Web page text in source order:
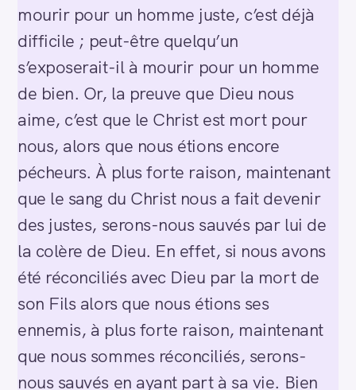
mourir pour un homme juste, c’est déjà
difficile ; peut-être quelqu’un
s’exposerait-il à mourir pour un homme
de bien. Or, la preuve que Dieu nous
aime, c’est que le Christ est mort pour
nous, alors que nous étions encore
pécheurs. À plus forte raison, maintenant
que le sang du Christ nous a fait devenir
des justes, serons-nous sauvés par lui de
la colère de Dieu. En effet, si nous avons
été réconciliés avec Dieu par la mort de
son Fils alors que nous étions ses
ennemis, à plus forte raison, maintenant
que nous sommes réconciliés, serons-
nous sauvés en ayant part à sa vie. Bien